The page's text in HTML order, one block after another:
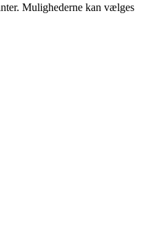
Mulighederne kan vælges